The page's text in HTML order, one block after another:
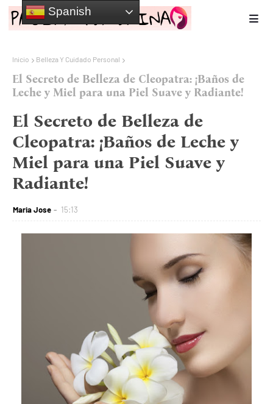
Inicio Belleza Y Cuidado Personal
El Secreto de Belleza de Cleopatra: ¡Baños de
Leche y Miel para una Piel Suave y Radiante!
El Secreto de Belleza de
Cleopatra: ¡Baños de Leche y
Miel para una Piel Suave y
Radiante!
Maria Jose 15:13
Spanish